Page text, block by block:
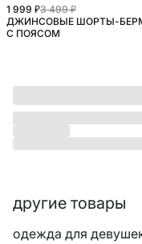
1 999 ₽3 499 ₽
ДЖИНСОВЫЕ ШОРТЫ-
С ПОЯСОМ
другие товары
одежда для